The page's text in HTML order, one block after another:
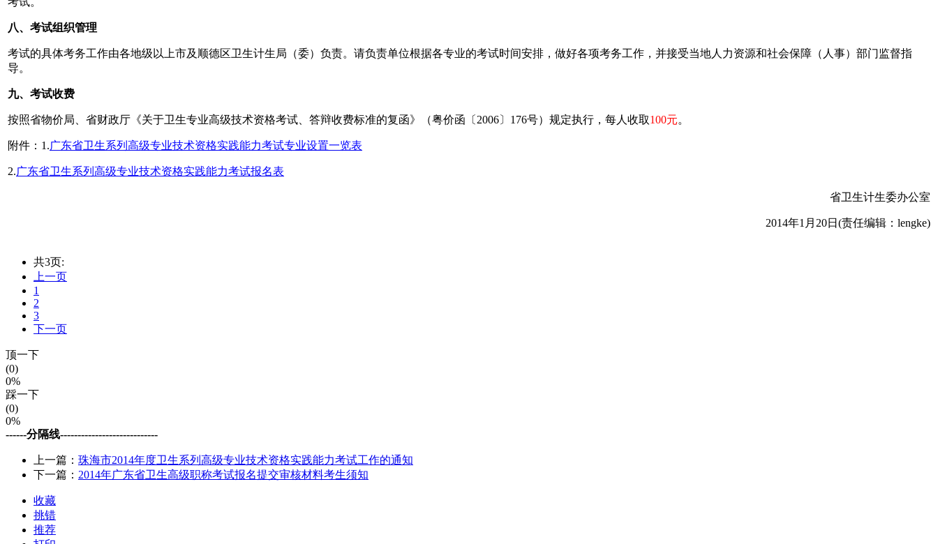
八、考试组织管理
考试的具体考务工作由各地级以上市及顺德区卫生计生局（委）负责。请负责单位根据各专业的考试时间安排，做好各项考务工作，并接受当地人力资源和社会保障（人事）部门监督指
导。
九、考试收费
按照省物价局、省财政厅《关于卫生专业高级技术资格考试、答辩收费标准的复函》（粤价函〔2006〕176号）规定执行，每人收取100元。
附件：1.广东省卫生系列高级专业技术资格实践能力考试专业设置一览表
2.广东省卫生系列高级专业技术资格实践能力考试报名表
省卫生计生委办公室
2014年1月20日(责任编辑：lengke)
共3页:
上一页
1
2
3
下一页
顶一下
(0)
0%
踩一下
(0)
0%
------分隔线----------------------------
上一篇： 珠海市2014年度卫生系列高级专业技术资格实践能力考试工作的通知
下一篇： 2014年广东省卫生高级职称考试报名提交审核材料考生须知
收藏
挑错
推荐